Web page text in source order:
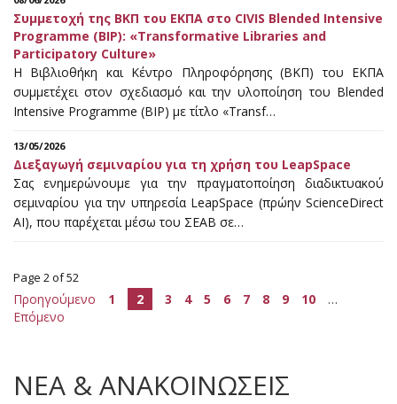
Συμμετοχή της ΒΚΠ του ΕΚΠΑ στο CIVIS Blended Intensive
Programme (BIP): «Transformative Libraries and
Participatory Culture»
Η Βιβλιοθήκη και Κέντρο Πληροφόρησης (ΒΚΠ) του ΕΚΠΑ
συμμετέχει στον σχεδιασμό και την υλοποίηση του Blended
Intensive Programme (BIP) με τίτλο «Transf…
13/05/2026
Διεξαγωγή σεμιναρίου για τη χρήση του LeapSpace
Σας ενημερώνουμε για την πραγματοποίηση διαδικτυακού
σεμιναρίου για την υπηρεσία LeapSpace (πρώην ScienceDirect
AI), που παρέχεται μέσω του ΣΕΑΒ σε…
Page 2 of 52
Προηγούμενο 1 2 3 4 5 6 7 8 9 10
…
Επόμενο
ΝΕΑ & ΑΝΑΚΟΙΝΩΣΕΙΣ